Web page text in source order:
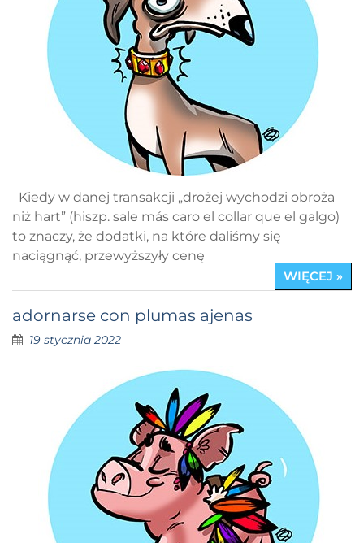
Kiedy w danej transakcji „drożej wychodzi obroża
niż hart” (hiszp. sale más caro el collar que el galgo)
to znaczy, że dodatki, na które daliśmy się
naciągnąć, przewyższyły cenę
WIĘCEJ »
adornarse con plumas ajenas
19 stycznia 2022